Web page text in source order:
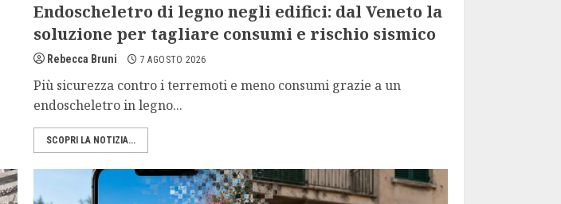
Endoscheletro di legno negli edifici: dal Veneto la
soluzione per tagliare consumi e rischio sismico
Rebecca Bruni 7 AGOSTO 2026
Più sicurezza contro i terremoti e meno consumi grazie a un
endoscheletro in legno...
SCOPRI LA NOTIZIA...